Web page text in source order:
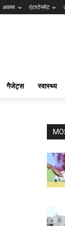
अवसर एंटरटेनमेंट
गैजेट्स स्वास्थ्य